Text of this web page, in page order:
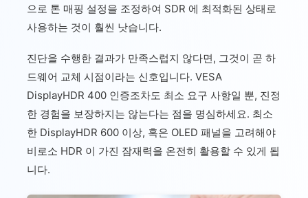
으로 톤 매핑 설정을 조정하여 SDR 에 최적화된 상태로
사용하는 것이 훨씬 낫습니다.
진단을 수행한 결과가 만족스럽지 않다면, 그것이 곧 하
드웨어 교체 시점이라는 신호입니다. VESA
DisplayHDR 400 인증조차도 최소 요구 사항일 뿐, 진정
한 경험을 보장하지는 않는다는 점을 명심하세요. 최소
한 DisplayHDR 600 이상, 혹은 OLED 패널을 고려해야
비로소 HDR 이 가진 잠재력을 온전히 활용할 수 있게 됩
니다.